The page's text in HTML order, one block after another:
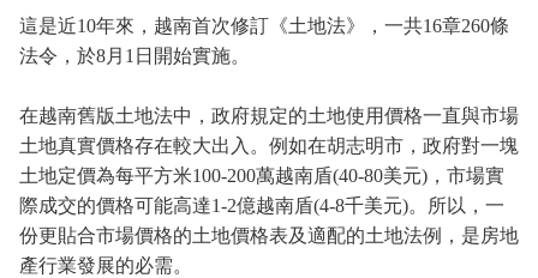
這是近10年來，越南首次修訂《土地法》，一共16章260條
法令，於8月1日開始實施。
在越南舊版土地法中，政府規定的土地使用價格一直與市場
土地真實價格存在較大出入。例如在胡志明市，政府對一塊
土地定價為每平方米100-200萬越南盾(40-80美元)，市場實
際成交的價格可能高達1-2億越南盾(4-8千美元)。所以，一
份更貼合市場價格的土地價格表及適配的土地法例，是房地
產行業發展的必需。